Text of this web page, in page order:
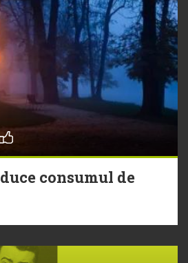
consumul de